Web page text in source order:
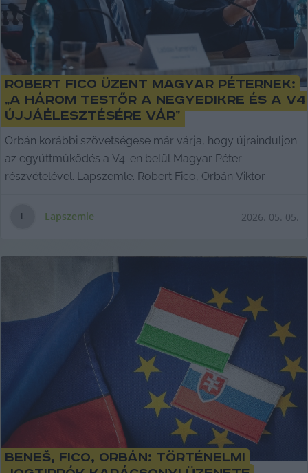
Robert Fico üzent Magyar Péternek:
„A három testőr a negyedikre és a V4
újjáélesztésére vár”
Orbán korábbi szövetségese már várja, hogy újrainduljon
az együttműködés a V4-en belül Magyar Péter
részvételével. Lapszemle. Robert Fico, Orbán Viktor
L Lapszemle 2026. 05. 05.
Beneš, Fico, Orbán: történelmi